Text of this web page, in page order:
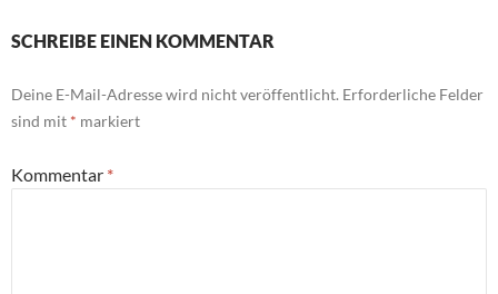
SCHREIBE EINEN KOMMENTAR
Deine E-Mail-Adresse wird nicht veröffentlicht. Erforderliche Felder
sind mit * markiert
Kommentar *